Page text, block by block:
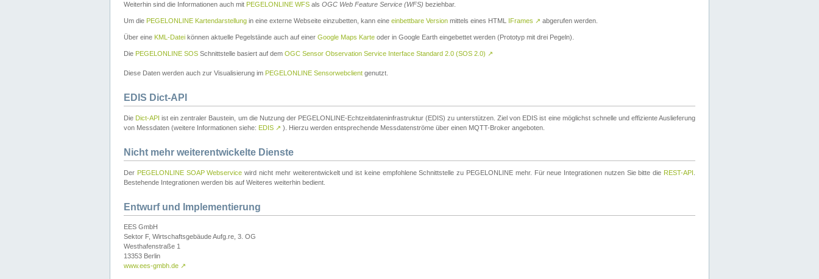
Weiterhin sind die Informationen auch mit PEGELONLINE WFS als OGC Web Feature Service (WFS) beziehbar.
Um die PEGELONLINE Kartendarstellung in eine externe Webseite einzubetten, kann eine einbettbare Version mittels eines HTML IFrames ↗ abgerufen werden.
Über eine KML-Datei können aktuelle Pegelstände auch auf einer Google Maps Karte oder in Google Earth eingebettet werden (Prototyp mit drei Pegeln).
Die PEGELONLINE SOS Schnittstelle basiert auf dem OGC Sensor Observation Service Interface Standard 2.0 (SOS 2.0) ↗
Diese Daten werden auch zur Visualisierung im PEGELONLINE Sensorwebclient genutzt.
EDIS Dict-API
Die Dict-API ist ein zentraler Baustein, um die Nutzung der PEGELONLINE-Echtzeitdateninfrastruktur (EDIS) zu unterstützen. Ziel von EDIS ist eine möglichst schnelle und effiziente Auslieferung
von Messdaten (weitere Informationen siehe: EDIS ↗ ). Hierzu werden entsprechende Messdatenströme über einen MQTT-Broker angeboten.
Nicht mehr weiterentwickelte Dienste
Der PEGELONLINE SOAP Webservice wird nicht mehr weiterentwickelt und ist keine empfohlene Schnittstelle zu PEGELONLINE mehr. Für neue Integrationen nutzen Sie bitte die REST-API
Bestehende Integrationen werden bis auf Weiteres weiterhin bedient.
Entwurf und Implementierung
EES GmbH
Sektor F, Wirtschaftsgebäude Aufg.re, 3. OG
Westhafenstraße 1
13353 Berlin
www.ees-gmbh.de ↗